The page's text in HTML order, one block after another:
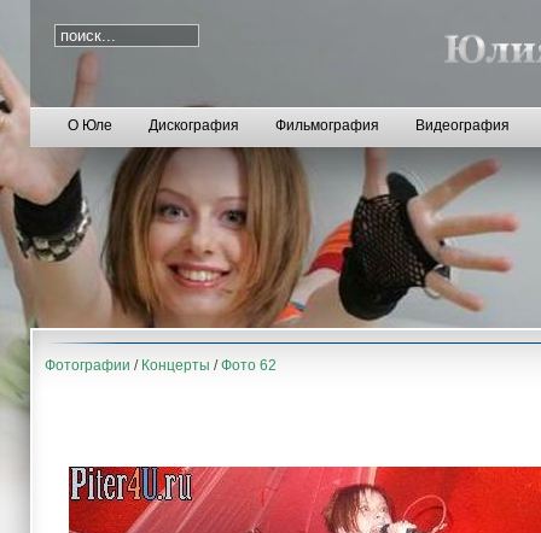
О Юле Дискография Фильмография Видеография
Фотографии / Концерты /Фото 62